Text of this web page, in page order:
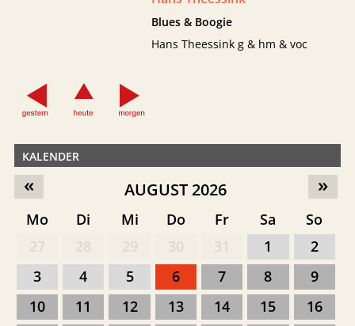
Blues & Boogie
Hans Theessink g & hm & voc
KALENDER
»
« AUGUST 2026
Mo Di Mi Do Fr Sa
So
1
2
3
4 5 6 7 8
9
10
11 12 13 14 15
16